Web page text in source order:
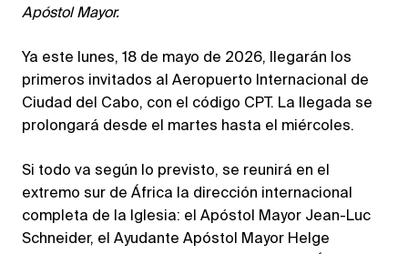
Apóstol Mayor.
Ya este lunes, 18 de mayo de 2026, llegarán los
primeros invitados al Aeropuerto Internacional de
Ciudad del Cabo, con el código CPT. La llegada se
prolongará desde el martes hasta el miércoles.
Si todo va según lo previsto, se reunirá en el
extremo sur de África la dirección internacional
completa de la Iglesia: el Apóstol Mayor Jean-Luc
Schneider, el Ayudante Apóstol Mayor Helge